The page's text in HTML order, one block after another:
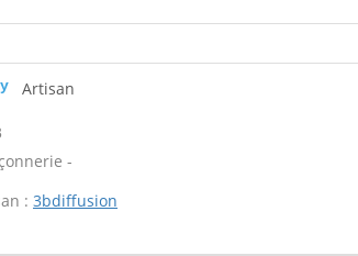
Artisan
-
: 3bdiffusion